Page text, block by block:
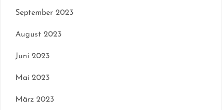
September 2023
August 2023
Juni 2023
Mai 2023
März 2023